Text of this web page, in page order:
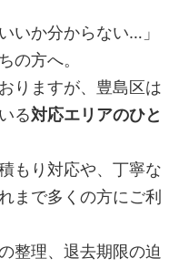
いか分からない…」
の方へ。
りますが、豊島区は
る対応エリアのひと
もり対応や、丁寧な
まで多くの方にご利
整理、退去期限の迫